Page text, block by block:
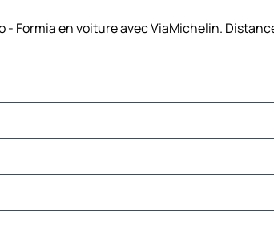
Formia en voiture avec ViaMichelin.